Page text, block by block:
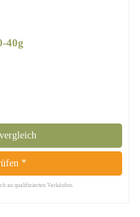
40g
*
an qualifizierten Verkäufen.